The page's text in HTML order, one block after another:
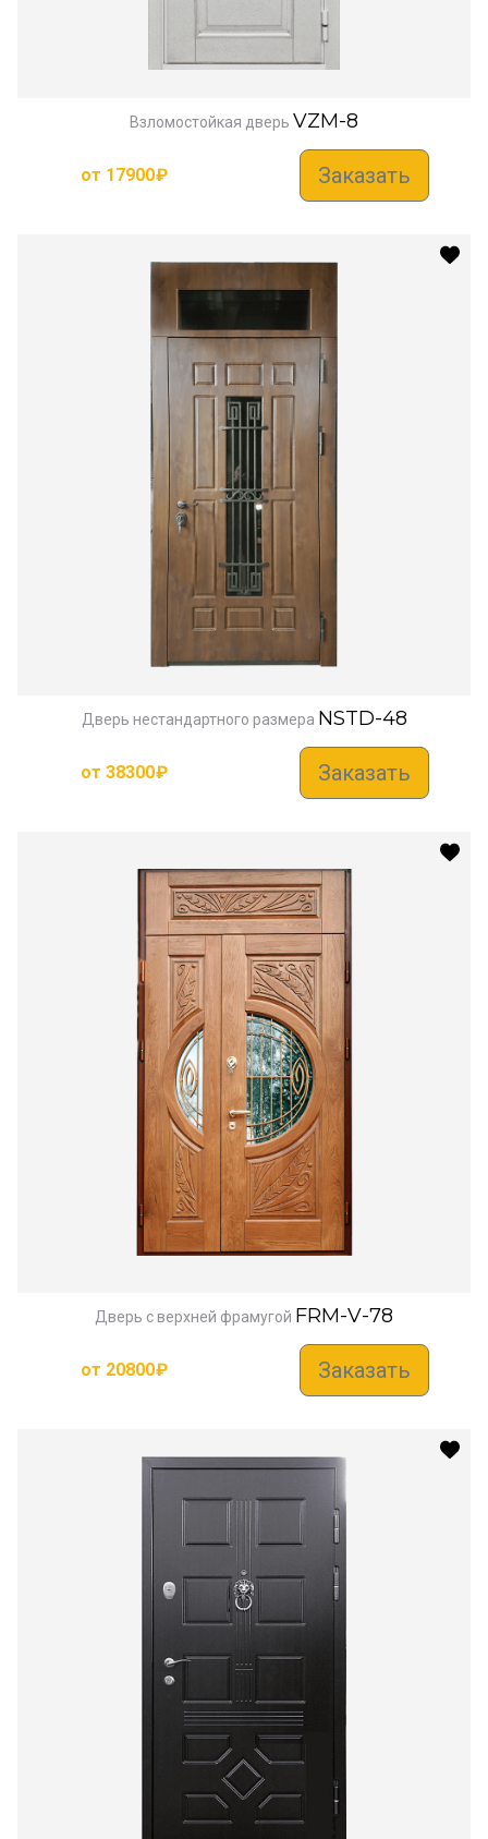
Взломостойкая дверь VZM-8
от 17900₽ Заказать
Дверь нестандартного размера NSTD-48
от 38300₽ Заказать
Дверь с верхней фрамугой FRM-V-78
от 20800₽ Заказать